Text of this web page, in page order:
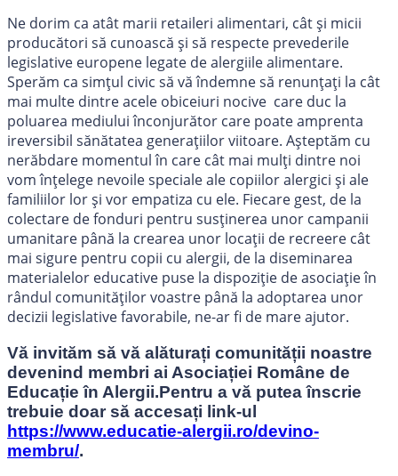
Ne dorim ca atât marii retaileri alimentari, cât și micii
producători să cunoască și să respecte prevederile
legislative europene legate de alergiile alimentare.
Sperăm ca simțul civic să vă îndemne să renunțați la cât
mai multe dintre acele obiceiuri nocive care duc la
poluarea mediului înconjurător care poate amprenta
ireversibil sănătatea generațiilor viitoare. Așteptăm cu
nerăbdare momentul în care cât mai mulți dintre noi
vom înțelege nevoile speciale ale copiilor alergici și ale
familiilor lor și vor empatiza cu ele. Fiecare gest, de la
colectare de fonduri pentru susținerea unor campanii
umanitare până la crearea unor locații de recreere cât
mai sigure pentru copii cu alergii, de la diseminarea
materialelor educative puse la dispoziție de asociație în
rândul comunităților voastre până la adoptarea unor
decizii legislative favorabile, ne-ar fi de mare ajutor.
Vă invităm să vă alăturați comunității noastre
devenind membri ai Asociației Române de
Educație în Alergii.Pentru a vă putea înscrie
trebuie doar să accesați link-ul
https://www.educatie-alergii.ro/devino-
membru/.